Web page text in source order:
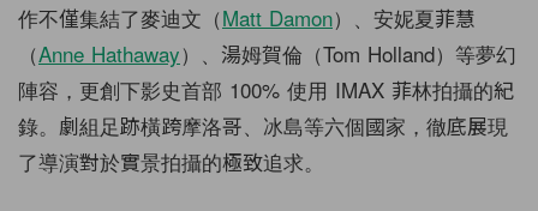
作不僅集結了麥迪文（Matt Damon）、安妮夏菲慧
（Anne Hathaway）、湯姆賀倫（Tom Holland）等夢幻
陣容，更創下影史首部 100% 使用 IMAX 菲林拍攝的紀
錄。劇組足跡橫跨摩洛哥、冰島等六個國家，徹底展現
了導演對於實景拍攝的極致追求。